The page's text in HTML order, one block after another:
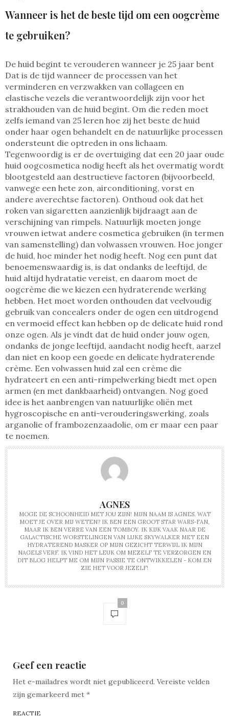
Wanneer is het de beste tijd om een oogcrème
te gebruiken?
De huid begint te verouderen wanneer je 25 jaar bent
Dat is de tijd wanneer de processen van het
verminderen en verzwakken van collageen en
elastische vezels die verantwoordelijk zijn voor het
strakhouden van de huid begint. Om die reden moet
zelfs iemand van 25 leren hoe zij het beste de huid
onder haar ogen behandelt en de natuurlijke processen
ondersteunt die optreden in ons lichaam.
Tegenwoordig is er de overtuiging dat een 20 jaar oude
huid oogcosmetica nodig heeft als het overmatig wordt
blootgesteld aan destructieve factoren (bijvoorbeeld,
vanwege een hete zon, airconditioning, vorst en
andere averechtse factoren). Onthoud ook dat het
roken van sigaretten aanzienlijk bijdraagt aan de
verschijning van rimpels. Natuurlijk moeten jonge
vrouwen ietwat andere cosmetica gebruiken (in termen
van samenstelling) dan volwassen vrouwen. Hoe jonger
de huid, hoe minder het nodig heeft. Nog een punt dat
benoemenswaardig is, is dat ondanks de leeftijd, de
huid altijd hydratatie vereist, en daarom moet de
oogcrème die we kiezen een hydraterende werking
hebben. Het moet worden onthouden dat veelvoudig
gebruik van concealers onder de ogen een uitdrogend
en vermoeid effect kan hebben op de delicate huid rond
onze ogen. Als je vindt dat de huid onder jouw ogen,
ondanks de jonge leeftijd, aandacht nodig heeft, aarzel
dan niet en koop een goede en delicate hydraterende
crème. Een volwassen huid zal een crème die
hydrateert en een anti-rimpelwerking biedt met open
armen (en met dankbaarheid) ontvangen. Nog goed
idee is het aanbrengen van natuurlijke oliën met
hygroscopische en anti-verouderingswerking, zoals
arganolie of frambozenzaadolie, om er maar een paar
te noemen.
AGNES
MOGE DE SCHOONHEID MET JOU ZIJN! MIJN NAAM IS AGNES. WAT
MOET JE OVER MIJ WETEN? IK BEN EEN GROOT STAR WARS-FAN,
MAAR IK BEN VERRE VAN EEN TOMBOY. IK KIJK VAAK NAAR DE
GALACTISCHE WORSTELINGEN VAN LUKE SKYWALKER MET EEN
HYDRATEREND MASKER OP MIJN GEZICHT TERWIJL IK MIJN
NAGELS VERF. IK VIND HET LEUK OM MEZELF TE VERZORGEN EN
DIT BLOG HELPT ME OM MIJN PASSIE TE ONTWIKKELEN - KOM EN
ZIE HET VOOR JEZELF!
0
Geef een reactie
Het e-mailadres wordt niet gepubliceerd. Vereiste velden
zijn gemarkeerd met *
REACTIE